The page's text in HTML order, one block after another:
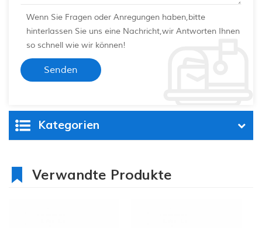
Wenn Sie Fragen oder Anregungen haben,bitte
hinterlassen Sie uns eine Nachricht,wir Antworten Ihnen
so schnell wie wir können!
Kategorien
Verwandte Produkte